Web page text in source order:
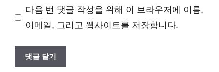
다음 번 댓글 작성을 위해 이 브라우저에 이름,
이메일, 그리고 웹사이트를 저장합니다.